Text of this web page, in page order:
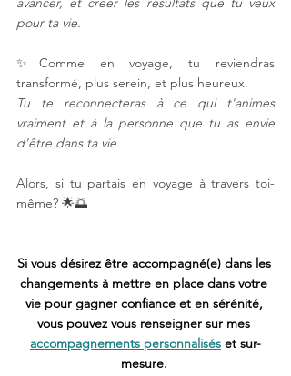
pour ta vie.
✨Comme en voyage, tu reviendras
transformé, plus serein, et plus heureux.⠀
Tu te reconnecteras à ce qui t'animes
vraiment et à la personne que tu as envie
d'être dans ta vie.
Alors, si tu partais en voyage à travers toi-
même? 🌟🌅⠀
Si vous désirez être accompagné(e) dans les
changements à mettre en place dans votre
vie pour gagner confiance et en sérénité,
vous pouvez vous renseigner sur mes
accompagnements personnalisés et sur-
mesure.